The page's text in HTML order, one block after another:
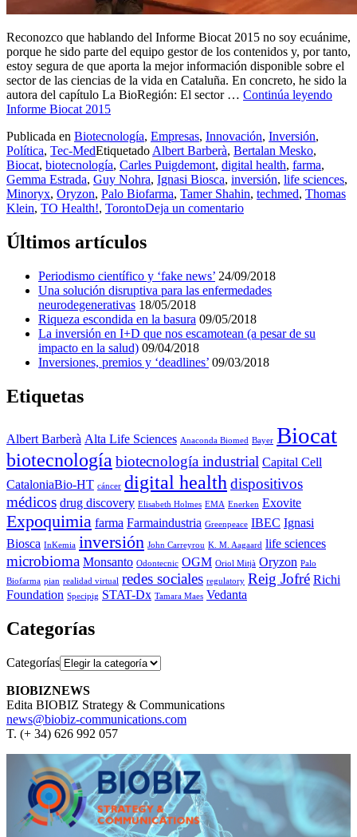
Reconozco que hablando del Informe Biocat 2015 no soy ecuánime,
porque he sido parte del equipo gestor de los contenidos y, por tanto,
estoy segura de que aporta la mejor información disponible sobre el
sector de las ciencias de la vida en Cataluña. En concreto, he sido la
autora del capítulo La BioRegión: El sector … Continúa leyendo
Informe Biocat 2015
Publicada en Biotecnología, Empresas, Innovación, Inversión,
Política, Tec-MedEtiquetado Albert Barberà, Bertalan Mesko,
Biocat, biotecnología, Carles Puigdemont, digital health, farma,
Gemma Estrada, Guy Nohra, Ignasi Biosca, inversión, life sciences,
Minoryx, Oryzon, Palo Biofarma, Tamer Shahin, techmed, Thomas
Klein, TO Health!, TorontoDeja un comentario
Últimos artículos
Periodismo científico y ‘fake news’ 24/09/2018
Una solución disruptiva para las enfermedades
neurodegenerativas 18/05/2018
Riqueza escondida en la basura 09/05/2018
La inversión en I+D que nos escamotean (a pesar de su
impacto en la salud) 09/04/2018
Inversiones, premios y ‘deadlines’ 09/03/2018
Etiquetas
Albert Barberà Alta Life Sciences Anaconda Biomed Bayer Biocat
biotecnologíabiotecnología industrial Capital Cell
CataloniaBio-HT cáncer digital healthdispositivos
médicos drug discovery Elisabeth Holmes EMA Enerken Exovite
Expoquimia farma Farmaindustria Greenpeace IBEC Ignasi
Biosca InKemia inversión John Carreyrou K. M. Aagaard life sciences
microbioma Monsanto Odontecnic OGM Oriol Mitjà Oryzon Palo
Biofarma pian realidad virtual redes sociales regulatory Reig Jofré Richi
Foundation Specipig STAT-Dx Tamara Maes Vedanta
Categorías
Categorías
BIOBIZNEWS
Edita BIOBIZ Strategy & Communications
news@biobiz-communications.com
T. (+ 34) 626 992 057